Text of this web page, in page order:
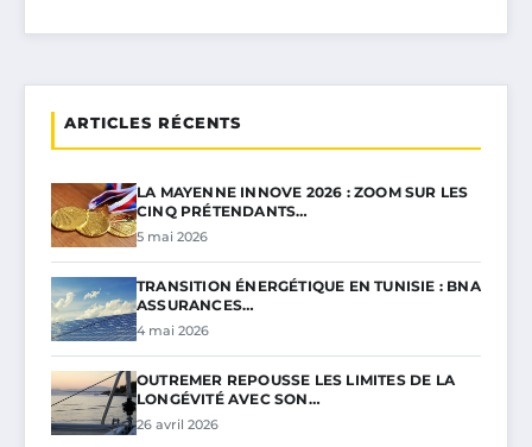
ARTICLES RÉCENTS
LA MAYENNE INNOVE 2026 : ZOOM SUR LES
CINQ PRÉTENDANTS…
5 mai 2026
TRANSITION ÉNERGÉTIQUE EN TUNISIE : BNA
ASSURANCES…
4 mai 2026
OUTREMER REPOUSSE LES LIMITES DE LA
LONGÉVITÉ AVEC SON…
26 avril 2026